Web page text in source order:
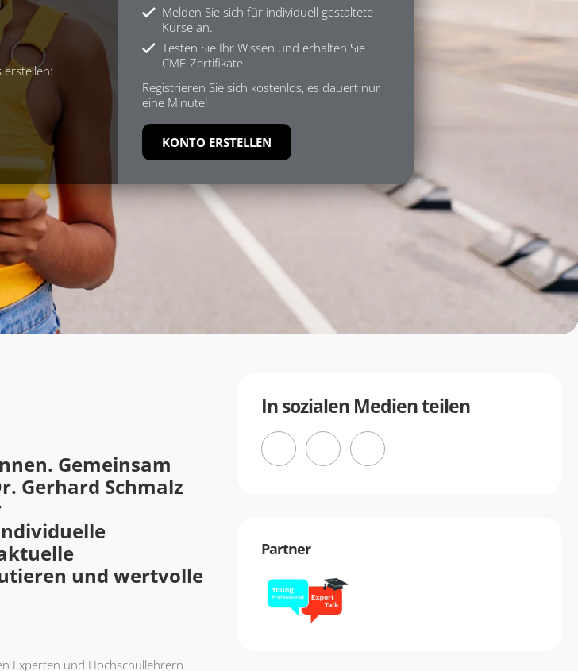
erstellen:
Melden Sie sich für individuell gestaltete
Kurse an.
Testen Sie Ihr Wissen und erhalten Sie
CME-Zertifikate.
Registrieren Sie sich kostenlos, es dauert nur
eine Minute!
KONTO ERSTELLEN
Gemeinsam
Gerhard Schmalz
und wertvolle
Experten und Hochschullehrern
In sozialen Medien teilen
Partner